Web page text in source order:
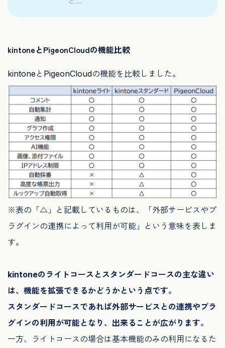
kintoneとPigeonCloudの機能比較
kintoneとPigeonCloudの機能を比較しました。
※表の「△」と記載しているものは、「外部サービスやプ
ラグインの連携によって利用が可能」という意味を表しま
す。
kintoneのライトコースとスタンダードコースの主な違い
は、機能を拡張できるかどうかという点です。
スタンダードコースであれば外部サービスとの連携やプラ
グインの利用が可能となり、出来ることが広がります。
一方、ライトコースの場合は基本機能のみの利用になるた